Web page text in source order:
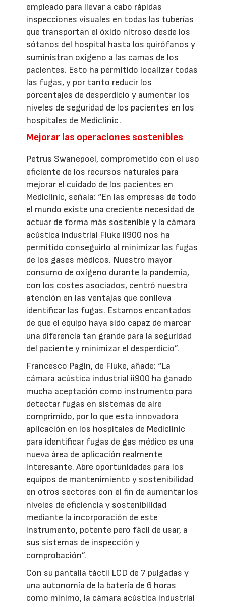
empleado para llevar a cabo rápidas
inspecciones visuales en todas las tuberías
que transportan el óxido nitroso desde los
sótanos del hospital hasta los quirófanos y
suministran oxígeno a las camas de los
pacientes. Esto ha permitido localizar todas
las fugas, y por tanto reducir los
porcentajes de desperdicio y aumentar los
niveles de seguridad de los pacientes en los
hospitales de Mediclinic.
Mejorar las operaciones sostenibles
Petrus Swanepoel, comprometido con el uso
eficiente de los recursos naturales para
mejorar el cuidado de los pacientes en
Mediclinic, señala: “En las empresas de todo
el mundo existe una creciente necesidad de
actuar de forma más sostenible y la cámara
acústica industrial Fluke ii900 nos ha
permitido conseguirlo al minimizar las fugas
de los gases médicos. Nuestro mayor
consumo de oxígeno durante la pandemia,
con los costes asociados, centró nuestra
atención en las ventajas que conlleva
identificar las fugas. Estamos encantados
de que el equipo haya sido capaz de marcar
una diferencia tan grande para la seguridad
del paciente y minimizar el desperdicio”.
Francesco Pagin, de Fluke, añade: “La
cámara acústica industrial ii900 ha ganado
mucha aceptación como instrumento para
detectar fugas en sistemas de aire
comprimido, por lo que esta innovadora
aplicación en los hospitales de Mediclinic
para identificar fugas de gas médico es una
nueva área de aplicación realmente
interesante. Abre oportunidades para los
equipos de mantenimiento y sostenibilidad
en otros sectores con el fin de aumentar los
niveles de eficiencia y sostenibilidad
mediante la incorporación de este
instrumento, potente pero fácil de usar, a
sus sistemas de inspección y
comprobación”.
Con su pantalla táctil LCD de 7 pulgadas y
una autonomía de la batería de 6 horas
como mínimo, la cámara acústica industrial